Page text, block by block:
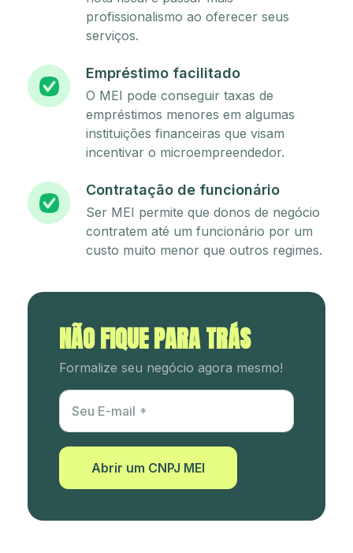
profissionalismo ao oferecer seus
serviços.
Empréstimo facilitado
O MEI pode conseguir taxas de
empréstimos menores em algumas
instituições financeiras que visam
incentivar o microempreendedor.
Contratação de funcionário
Ser MEI permite que donos de negócio
contratem até um funcionário por um
custo muito menor que outros regimes.
NÃO FIQUE PARA TRÁS
Formalize seu negócio agora mesmo!
Utm Content
Seu E-mail
Abrir um CNPJ MEI